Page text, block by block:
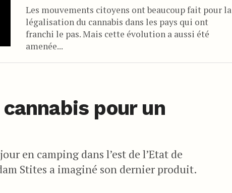
Les mouvements citoyens ont beaucoup fait pour la
légalisation du cannabis dans les pays qui ont
franchi le pas. Mais cette évolution a aussi été
amenée...
pour un
en camping dans l’est de l’Etat de
Stites a imaginé son dernier produit.